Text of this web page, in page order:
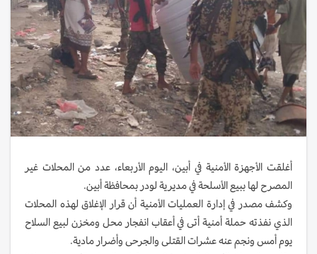
أغلقت الأجهزة الأمنية في أبين، اليوم الأربعاء، عدد من المحلات غير
المصرح لها ببيع الأسلحة في مديرية لودر بمحافظة أبين.
وكشف مصدر في إدارة العمليات الأمنية أن قرار الإغلاق لهذه المحلات
الذي نفذته حملة أمنية أتى في أعقاب انفجار محل ومخزن لبيع السلاح
يوم أمس ونجم عنه عشرات القتلى والجرحى وأضرار مادية.